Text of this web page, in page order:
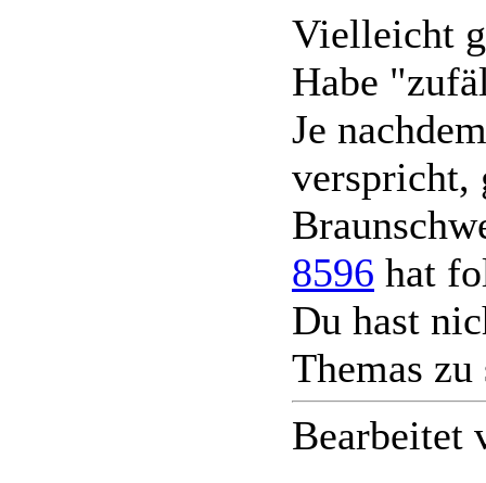
Vielleicht
Habe
Je
verspricht,
8596 hat
Du hast
Themas zu
Bearbeitet